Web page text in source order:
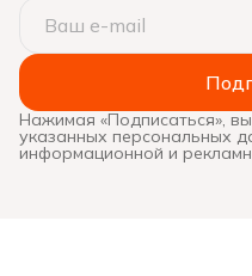
Нажимая «Подписаться»,
указанных персональных
информационной и